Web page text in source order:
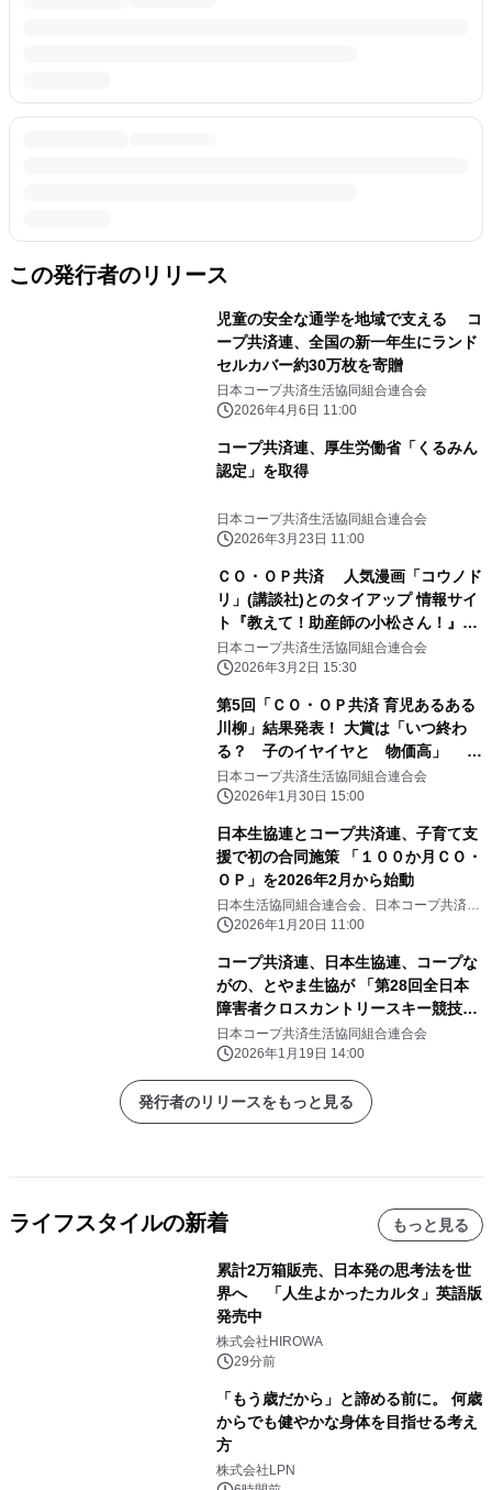
この発行者のリリース
児童の安全な通学を地域で支える コ
ープ共済連、全国の新一年生にランド
セルカバー約30万枚を寄贈
日本コープ共済生活協同組合連合会
2026年4月6日 11:00
コープ共済連、厚生労働省「くるみん
認定」を取得
日本コープ共済生活協同組合連合会
2026年3月23日 11:00
ＣＯ・ＯＰ共済 人気漫画「コウノド
リ」(講談社)とのタイアップ 情報サイ
ト『教えて！助産師の小松さん！』を
オープン！
日本コープ共済生活協同組合連合会
2026年3月2日 15:30
第5回「ＣＯ・ＯＰ共済 育児あるある
川柳」結果発表！ 大賞は「いつ終わ
る？ 子のイヤイヤと 物価高」 喜
怒哀楽、川柳で表現された子育ての
「今」にご注目あれ！
日本コープ共済生活協同組合連合会
2026年1月30日 15:00
日本生協連とコープ共済連、子育て支
援で初の合同施策 「１００か月ＣＯ・
ＯＰ」を2026年2月から始動
日本生活協同組合連合会、日本コープ共済生
活協同組合連合会
2026年1月20日 11:00
コープ共済連、日本生協連、コープな
がの、とやま生協が 「第28回全日本
障害者クロスカントリースキー競技大
会」に冠協賛
日本コープ共済生活協同組合連合会
2026年1月19日 14:00
発行者のリリースをもっと見る
ライフスタイルの新着 もっと見る
累計2万箱販売、日本発の思考法を世
界へ 「人生よかったカルタ」英語版
発売中
株式会社HIROWA
29分前
「もう歳だから」と諦める前に。 何歳
からでも健やかな身体を目指せる考え
方
株式会社LPN